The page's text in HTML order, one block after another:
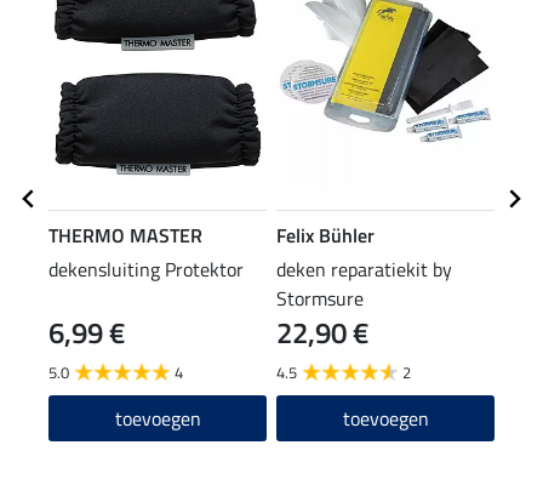
THERMO MASTER
dekensluiting Protektor
6,99 €
5.0 4
toevoegen
Felix Bühler
deken reparatiekit by
Stormsure
22,90 €
4.5 2
toevoegen